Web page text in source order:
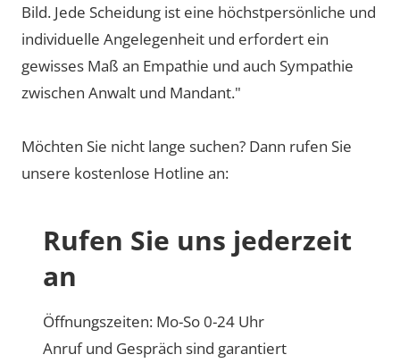
Bild. Jede Scheidung ist eine höchstpersönliche und
individuelle Angelegenheit und erfordert ein
gewisses Maß an Empathie und auch Sympathie
zwischen Anwalt und Mandant."
Möchten Sie nicht lange suchen? Dann rufen Sie
unsere kostenlose Hotline an:
Rufen Sie uns jederzeit
an
Öffnungszeiten: Mo-So 0-24 Uhr
Anruf und Gespräch sind garantiert